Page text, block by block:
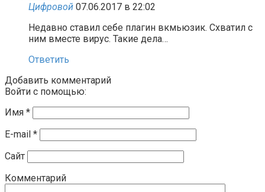
Цифровой 07.06.2017 в 22:02
Недавно ставил себе плагин вкмьюзик. Схватил с
ним вместе вирус. Такие дела…
Ответить
Добавить комментарий
Войти с помощью:
Имя *
E-mail *
Сайт
Комментарий